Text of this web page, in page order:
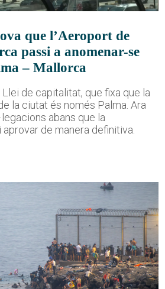
que l’Aeroport de
passi a anomenar-se
– Mallorca
Llei de capitalitat, que fixa que la
la ciutat és només Palma. Ara
abans que la
de manera definitiva.